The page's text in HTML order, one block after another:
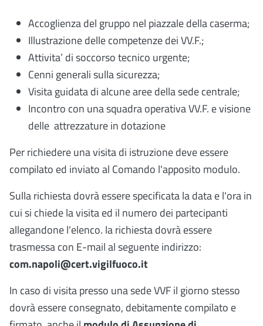
Accoglienza del gruppo nel piazzale della caserma;
Illustrazione delle competenze dei VV.F.;
Attivita’ di soccorso tecnico urgente;
Cenni generali sulla sicurezza;
Visita guidata di alcune aree della sede centrale;
Incontro con una squadra operativa VV.F. e visione
delle attrezzature in dotazione
Per richiedere una visita di istruzione deve essere
compilato ed inviato al Comando l'apposito modulo.
Sulla richiesta dovrà essere specificata la data e l'ora in
cui si chiede la visita ed il numero dei partecipanti
allegandone l'elenco. la richiesta dovrà essere
trasmessa con E-mail al seguente indirizzo:
com.napoli@cert.vigilfuoco.it
In caso di visita presso una sede VVF il giorno stesso
dovrà essere consegnato, debitamente compilato e